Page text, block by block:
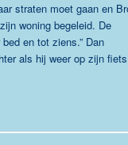
straten moet gaan en
woning begeleid. De
en tot ziens.” Dan
als hij weer op zijn fiets